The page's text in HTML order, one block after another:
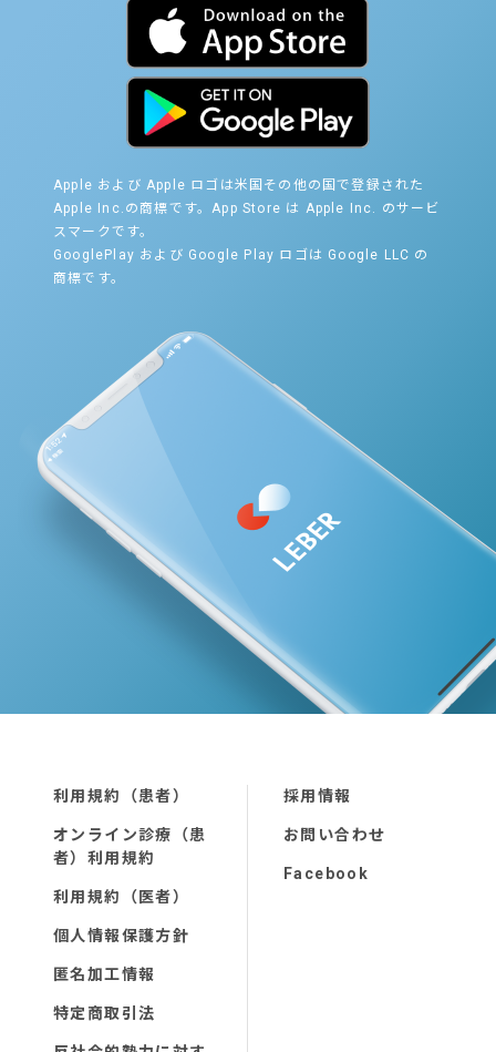
Apple および Apple ロゴは米国その他の国で登録された
Apple Inc.の商標です。App Store は Apple Inc. のサービ
スマークです。
GooglePlay および Google Play ロゴは Google LLC の
商標です。
利用規約（患者）
オンライン診療（患
者）利用規約
利用規約（医者）
個人情報保護方針
匿名加工情報
特定商取引法
採用情報
お問い合わせ
Facebook